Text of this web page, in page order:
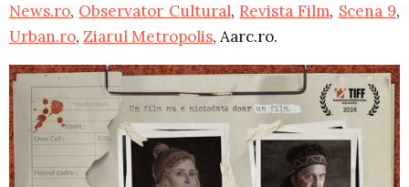
News.ro, Observator Cultural,Revista Film, Scena 9,
Urban.ro, Ziarul Metropolis, Aarc.ro.